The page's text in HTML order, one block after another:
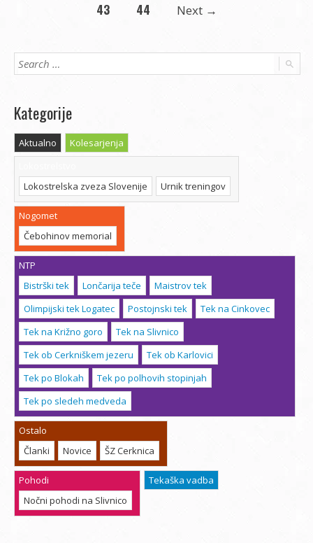
43
44 Next →
Kategorije
Aktualno
Kolesarjenja
Lokostrelska zveza Slovenije
Urnik treningov
Nogomet
Čebohinov memorial
NTP
Bistrški tek
Lončarija teče
Maistrov tek
Olimpijski tek Logatec
Postojnski tek
Tek na Cinkovec
Tek na Križno goro
Tek na Slivnico
Tek ob Cerkniškem jezeru
Tek ob Karlovici
Tek po Blokah
Tek po polhovih stopinjah
Tek po sledeh medveda
Ostalo
Članki
Novice ŠZ Cerknica
Pohodi
Nočni pohodi na Slivnico
Tekaška vadba